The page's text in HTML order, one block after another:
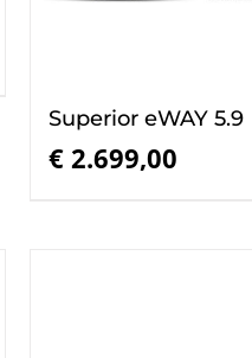
Superior eWAY 5.9
€ 2.699,00